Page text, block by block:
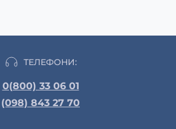
ТЕЛЕФОНИ:
0(800) 33 06 01
(098) 843 27 70